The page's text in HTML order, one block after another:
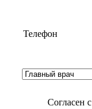
Согласен с